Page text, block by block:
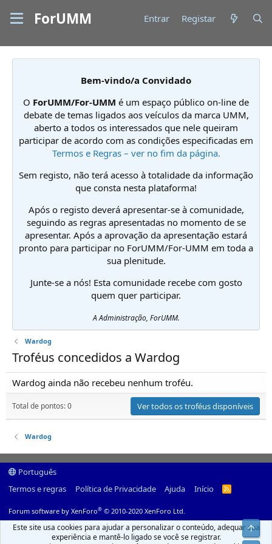
ForUMM Entrar Registar
Bem-vindo/a Convidado
O ForUMM/For-UMM é um espaço público on-line de
debate de temas ligados aos veículos da marca UMM,
aberto a todos os interessados que nele queiram
participar de acordo com as condições especificadas em
Termos e Regras – ver no fim da página.
Sem registo, não terá acesso à totalidade da informação
que consta nesta plataforma!
Após o registo deverá apresentar-se à comunidade,
seguindo as regras apresentadas no momento de se
apresentar. Após a aprovação da apresentação estará
pronto para participar no ForUMM/For-UMM em toda a
sua plenitude.
Junte-se a nós! Esta comunidade recebe com gosto
quem quer participar.
A Administração, ForUMM.
Wardog
Troféus concedidos a Wardog
Wardog ainda não recebeu nenhum troféu.
Total de pontos: 0 Ver todos os troféus disponíveis
Wardog
Português
Termos e regras
Política de Privacidade Ajuda Início
R
Forum software by XenForo® © 2010-2020 XenForo Ltd.
Este site usa cookies para ajudar a personalizar o conteúdo, adequar sua
experiência e mantê-lo ligado se você se registrar.
Top